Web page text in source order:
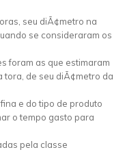
seu diÃ¢metro na
se consideraram os
foram as que estimaram
tora, de seu diÃ¢metro da
e do tipo de produto
o tempo gasto para
pela classe